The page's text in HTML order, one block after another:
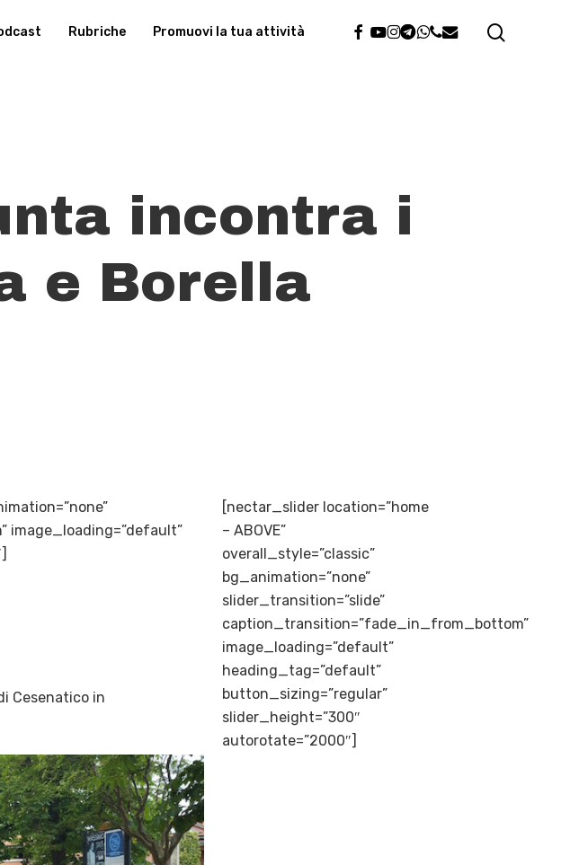
Rubriche Promuovi la tua attività facebook
youtube
instagram
telegram
whatsapp
phone
email
incontra i
e Borella
image_loading=”default”
Cesenatico in
[nectar_slider location=”home
– ABOVE”
overall_style=”classic”
bg_animation=”none”
slider_transition=”slide”
caption_transition=”fade_in_from_bottom”
image_loading=”default”
heading_tag=”default”
button_sizing=”regular”
slider_height=”300″
autorotate=”2000″]